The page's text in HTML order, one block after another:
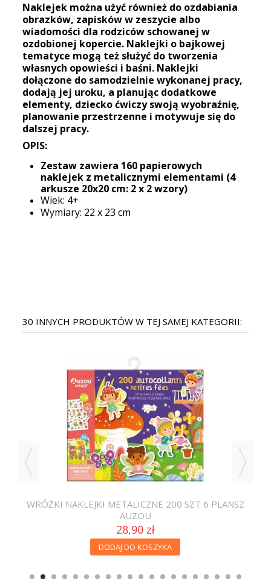
Naklejek można użyć również do ozdabiania
obrazków, zapisków w zeszycie albo
wiadomości dla rodziców schowanej w
ozdobionej kopercie. Naklejki o bajkowej
tematyce mogą też służyć do tworzenia
własnych opowieści i baśni. Naklejki
dołączone do samodzielnie wykonanej pracy,
dodają jej uroku, a planując dodatkowe
elementy, dziecko ćwiczy swoją wyobraźnię,
planowanie przestrzenne i motywuje się do
dalszej pracy.
OPIS:
Zestaw zawiera 160 papierowych
naklejek z metalicznymi elementami (4
arkusze 20x20 cm: 2 x 2 wzory)
Wiek: 4+
Wymiary: 22 x 23 cm
30 INNYCH PRODUKTÓW W TEJ SAMEJ KATEGORII:
WRÓŻKI NAKLEJKI METALICZNE 200 SZT 6 PLANSZ
AUZOU
28,90 zł
DODAJ DO KOSZYKA